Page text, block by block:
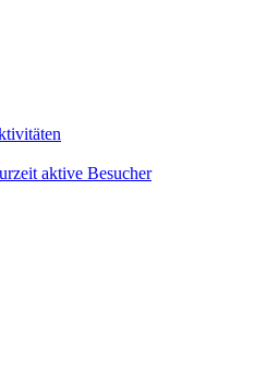
aktive Besucher